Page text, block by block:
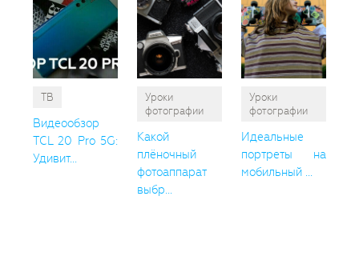
ТВ
Видеообзор
TCL 20 Pro 5G:
Удивит...
Уроки
фотографии
Какой
плёночный
фотоаппарат
выбр...
Уроки
фотографии
Идеальные
портреты на
мобильный ...